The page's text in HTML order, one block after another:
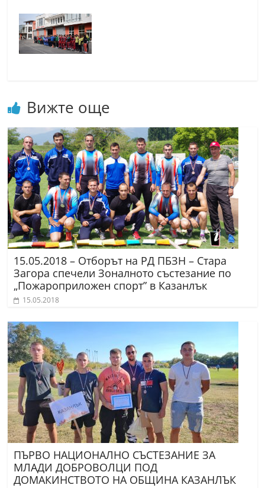
Вижте още
15.05.2018 – Отборът на РД ПБЗН – Стара
Загора спечели Зоналното състезание по
„Пожароприложен спорт” в Казанлък
15.05.2018
ПЪРВО НАЦИОНАЛНО СЪСТЕЗАНИЕ ЗА
МЛАДИ ДОБРОВОЛЦИ ПОД
ДОМАКИНСТВОТО НА ОБЩИНА КАЗАНЛЪК